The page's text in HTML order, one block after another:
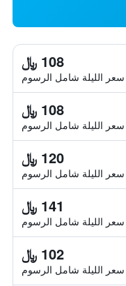
108 ﷼
سعر الليلة شامل الرسوم
108 ﷼
سعر الليلة شامل الرسوم
120 ﷼
سعر الليلة شامل الرسوم
141 ﷼
سعر الليلة شامل الرسوم
102 ﷼
سعر الليلة شامل الرسوم